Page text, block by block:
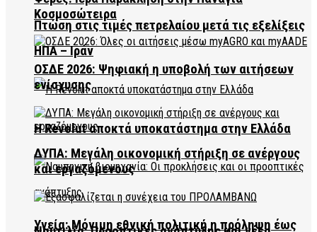
Πτώση στις τιμές πετρελαίου μετά τις εξελίξεις
ΗΠΑ – Ιράν
Η Revolut αποκτά υποκατάστημα στην Ελλάδα
Κοσμοσώτειρα
ΟΣΔΕ 2026: Ψηφιακή η υποβολή των αιτήσεων
ενίσχυσης
ΔΥΠΑ: Μεγάλη οικονομική στήριξη σε ανέργους
και εργαζόμενους
Υγεία: Μόνιμη εθνική πολιτική η πρόληψη έως